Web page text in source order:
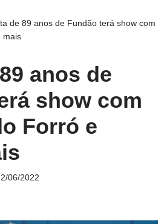
de 89 anos de Fundão terá show com
mais
anos de
show com
Forró e
06/2022